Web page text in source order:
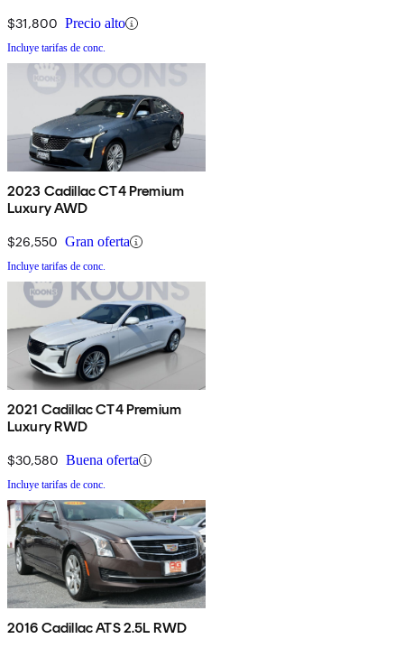
$31,800 Precio alto
Incluye tarifas de conc.
2023 Cadillac CT4 Premium
Luxury AWD
$26,550 Gran oferta
Incluye tarifas de conc.
2021 Cadillac CT4 Premium
Luxury RWD
$30,580 Buena oferta
Incluye tarifas de conc.
2016 Cadillac ATS 2.5L RWD